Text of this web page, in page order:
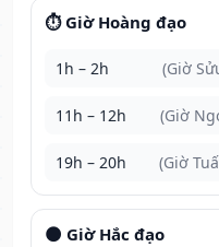
⏱️ Giờ Hoàng đạo
1h – 2h (Giờ
11h – 12h (Giờ
19h – 20h (Giờ
🌑 Giờ Hắc đạo